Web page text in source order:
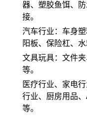
器、塑胶鱼饵、
接。
汽车行业：车身
阳板、保险杠、
文具玩具：文件
等。
医疗行业、家电
行业、厨房用品
等。